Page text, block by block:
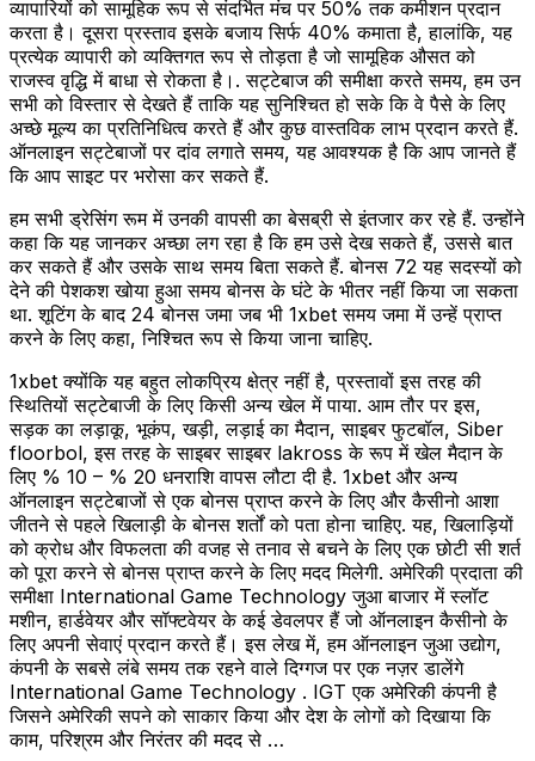
व्यापारियों को सामूहिक रूप से संदर्भित मंच पर 50% तक कमीशन प्रदान
करता है। दूसरा प्रस्ताव इसके बजाय सिर्फ 40% कमाता है, हालांकि, यह
प्रत्येक व्यापारी को व्यक्तिगत रूप से तोड़ता है जो सामूहिक औसत को
राजस्व वृद्धि में बाधा से रोकता है।. सट्टेबाज की समीक्षा करते समय, हम उन
सभी को विस्तार से देखते हैं ताकि यह सुनिश्चित हो सके कि वे पैसे के लिए
अच्छे मूल्य का प्रतिनिधित्व करते हैं और कुछ वास्तविक लाभ प्रदान करते हैं.
ऑनलाइन सट्टेबाजों पर दांव लगाते समय, यह आवश्यक है कि आप जानते हैं
कि आप साइट पर भरोसा कर सकते हैं.
हम सभी ड्रेसिंग रूम में उनकी वापसी का बेसब्री से इंतजार कर रहे हैं. उन्होंने
कहा कि यह जानकर अच्छा लग रहा है कि हम उसे देख सकते हैं, उससे बात
कर सकते हैं और उसके साथ समय बिता सकते हैं. बोनस 72 यह सदस्यों को
देने की पेशकश खोया हुआ समय बोनस के घंटे के भीतर नहीं किया जा सकता
था. शूटिंग के बाद 24 बोनस जमा जब भी 1xbet समय जमा में उन्हें प्राप्त
करने के लिए कहा, निश्चित रूप से किया जाना चाहिए.
1xbet क्योंकि यह बहुत लोकप्रिय क्षेत्र नहीं है, प्रस्तावों इस तरह की
स्थितियों सट्टेबाजी के लिए किसी अन्य खेल में पाया. आम तौर पर इस,
सड़क का लड़ाकू, भूकंप, खड़ी, लड़ाई का मैदान, साइबर फुटबॉल, Siber
floorbol, इस तरह के साइबर साइबर lakross के रूप में खेल मैदान के
लिए % 10 – % 20 धनराशि वापस लौटा दी है. 1xbet और अन्य
ऑनलाइन सट्टेबाजों से एक बोनस प्राप्त करने के लिए और कैसीनो आशा
जीतने से पहले खिलाड़ी के बोनस शर्तों को पता होना चाहिए. यह, खिलाड़ियों
को क्रोध और विफलता की वजह से तनाव से बचने के लिए एक छोटी सी शर्त
को पूरा करने से बोनस प्राप्त करने के लिए मदद मिलेगी. अमेरिकी प्रदाता की
समीक्षा International Game Technology जुआ बाजार में स्लॉट
मशीन, हार्डवेयर और सॉफ्टवेयर के कई डेवलपर हैं जो ऑनलाइन कैसीनो के
लिए अपनी सेवाएं प्रदान करते हैं। इस लेख में, हम ऑनलाइन जुआ उद्योग,
कंपनी के सबसे लंबे समय तक रहने वाले दिग्गज पर एक नज़र डालेंगे
International Game Technology . IGT एक अमेरिकी कंपनी है
जिसने अमेरिकी सपने को साकार किया और देश के लोगों को दिखाया कि
काम, परिश्रम और निरंतर की मदद से …